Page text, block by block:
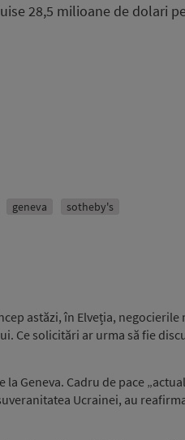
28,5 milioane de dolari
geneva sotheby's
astăzi, în Elveția,
Ce solicitări ar urma să fie
la Geneva. Cadru de pace
Ucrainei, au